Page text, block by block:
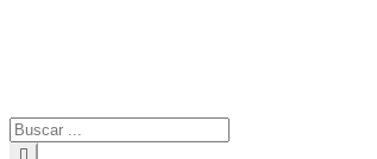
Search
...